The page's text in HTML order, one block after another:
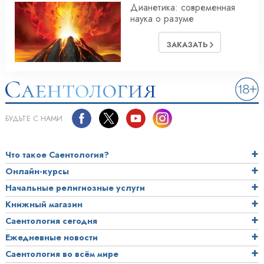
Дианетика: современная
наука о разуме
ЗАКАЗАТЬ
БУДЬТЕ С НАМИ
Что такое Саентология?
Онлайн-курсы
Начальные религиозные услуги
Книжный магазин
Саентология сегодня
Ежедневные новости
Саентология во всём мире